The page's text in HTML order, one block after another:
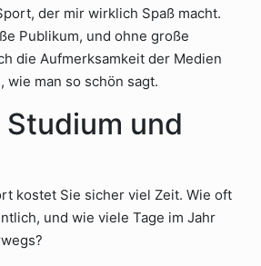
der mir wirklich Spaß macht.
Publikum, und ohne große
die Aufmerksamkeit der Medien
wie man so schön sagt.
und
kostet Sie sicher viel Zeit. Wie oft
und wie viele Tage im Jahr